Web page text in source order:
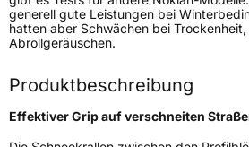
VerwendungGanzjahresreifen
ModellnameSeasonproof 1
Weitere Eigenschaften
generell gute Leistungen bei
hatten aber Schwächen bei
Abrollgeräuschen.
Produktbeschreibung
Effektiver Grip auf verschneiten